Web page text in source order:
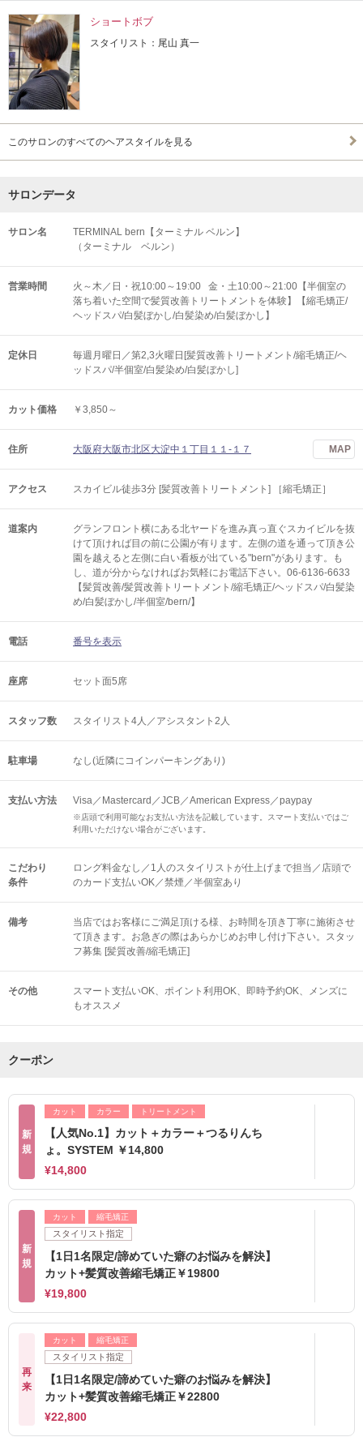
ショートボブ
スタイリスト：尾山 真一
このサロンのすべてのヘアスタイルを見る
サロンデータ
サロン名
TERMINAL bern【ターミナル ベルン】
（ターミナル ベルン）
営業時間
火～木／日・祝10:00～19:00 金・土10:00～21:00【半個室の
落ち着いた空間で髪質改善トリートメントを体験】【縮毛矯正/
ヘッドスパ/白髪ぼかし/白髪染め/白髪ぼかし】
定休日
毎週月曜日／第2,3火曜日[髪質改善トリートメント/縮毛矯正/ヘ
ッドスパ/半個室/白髪染め/白髪ぼかし]
カット価格 ￥3,850～
住所 大阪府大阪市北区大淀中１丁目１１-１７ MAP
アクセス スカイビル徒歩3分 [髪質改善トリートメント] ［縮毛矯正］
道案内
グランフロント横にある北ヤードを進み真っ直ぐスカイビルを抜
けて頂ければ目の前に公園が有ります。左側の道を通って頂き公
園を越えると左側に白い看板が出ている"bern"があります。も
し、道が分からなければお気軽にお電話下さい。06-6136-6633
【髪質改善/髪質改善トリートメント/縮毛矯正/ヘッドスパ/白髪染
め/白髪ぼかし/半個室/bern/】
電話 番号を表示
座席 セット面5席
スタッフ数 スタイリスト4人／アシスタント2人
駐車場 なし(近隣にコインパーキングあり)
支払い方法 Visa／Mastercard／JCB／American Express／paypay
※店頭で利用可能なお支払い方法を記載しています。スマート支払いではご
利用いただけない場合がございます。
こだわり
条件
ロング料金なし／1人のスタイリストが仕上げまで担当／店頭で
のカード支払いOK／禁煙／半個室あり
備考
当店ではお客様にご満足頂ける様、お時間を頂き丁寧に施術させ
て頂きます。お急ぎの際はあらかじめお申し付け下さい。スタッ
フ募集 [髪質改善/縮毛矯正]
その他 スマート支払いOK ポイント利用OK 即時予約OK
メンズに
もオススメ
クーポン
新
規
カット カラー トリートメント
【人気No.1】カット＋カラー＋つるりんち
ょ。SYSTEM ￥14,800
¥14,800
新
規
カット 縮毛矯正
スタイリスト指定
【1日1名限定/諦めていた癖のお悩みを解決】
カット+髪質改善縮毛矯正￥19800
¥19,800
再
来
カット 縮毛矯正
スタイリスト指定
【1日1名限定/諦めていた癖のお悩みを解決】
カット+髪質改善縮毛矯正￥22800
¥22,800